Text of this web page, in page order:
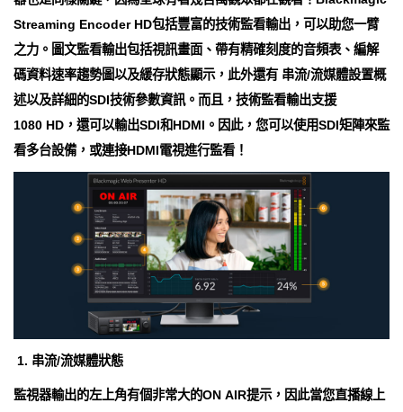
Streaming Encoder HD包括豐富的技術監看輸出，可以助您一臂
之力。圖文監看輸出包括視訊畫面、帶有精確刻度的音頻表、編解
碼資料速率趨勢圖以及緩存狀態顯示，此外還有 串流/流媒體設置概
述以及詳細的SDI技術參數資訊。而且，技術監看輸出支援
1080 HD，還可以輸出SDI和HDMI。因此，您可以使用SDI矩陣來監
看多台設備，或連接HDMI電視進行監看！
1. 串流/流媒體狀態
監視器輸出的左上角有個非常大的ON AIR提示，因此當您直播線上